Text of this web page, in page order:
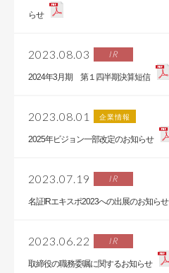
らせ
2023.08.03 IR
2024年3月期 第１四半期決算短信
2023.08.01 企業情報
2025年ビジョン一部改定のお知らせ
2023.07.19 IR
名証IRエキスポ2023への出展のお知らせ
2023.06.22 IR
取締役の職務委嘱に関するお知らせ